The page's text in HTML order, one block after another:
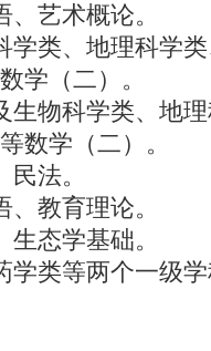
、艺术概论。
学类、地理科学
学（二）。
生物科学类、地
数学（二）。
法。
、教育理论。
生态学基础。
学类等两个一级